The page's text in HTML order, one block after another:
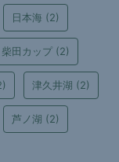
日本海 (2)
柴田カップ (2)
津久井湖 (2)
芦ノ湖 (2)